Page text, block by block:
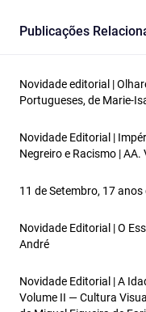
Publicações
Novidade editorial |
Portugueses, de
Novidade Editorial |
Negreiro e Racismo | AA.
11 de Setembro, 17 anos
Novidade Editorial | O
André
Novidade Editorial | A
Volume II — Cultura